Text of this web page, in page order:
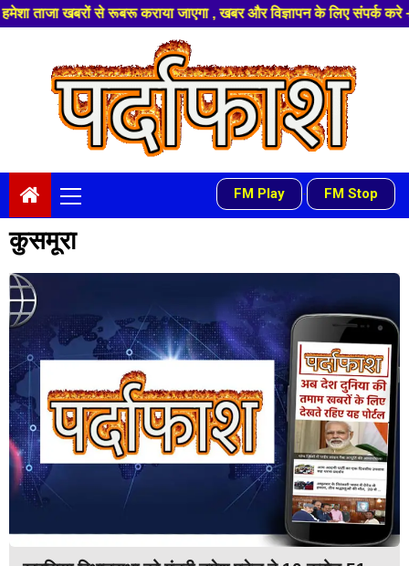
से रूबरू कराया जाएगा , खबर और विज्ञापन के लिए संपर्क करे +91 97541
Menu
FM Play - FM Stop
कुसमूरा